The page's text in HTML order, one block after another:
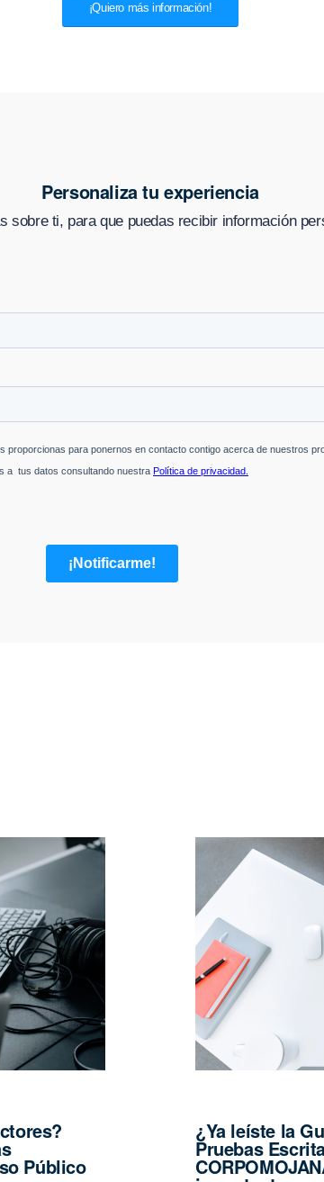
¡Quiero más información!
Personaliza tu experiencia
sobre ti, para que puedas recibir información
Público
¿Ya leíste la
Pruebas